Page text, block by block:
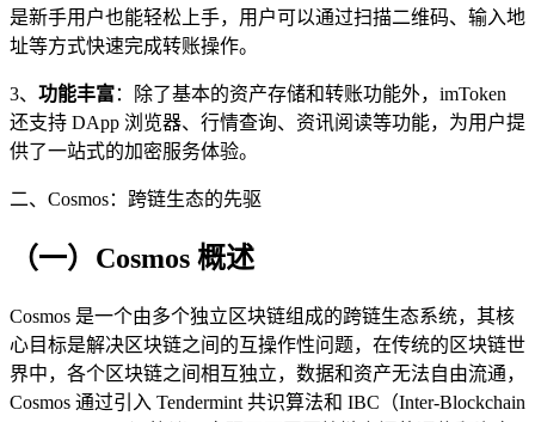
是新手用户也能轻松上手，用户可以通过扫描二维码、输入地
址等方式快速完成转账操作。
3、 功能丰富：除了基本的资产存储和转账功能外，imToken
还支持 DApp 浏览器、行情查询、资讯阅读等功能，为用户提
供了一站式的加密服务体验。
二、Cosmos：跨链生态的先驱
（一）Cosmos 概述
Cosmos 是一个由多个独立区块链组成的跨链生态系统，其核
心目标是解决区块链之间的互操作性问题，在传统的区块链世
界中，各个区块链之间相互独立，数据和资产无法自由流通，
Cosmos 通过引入 Tendermint 共识算法和 IBC（Inter-Blockchain